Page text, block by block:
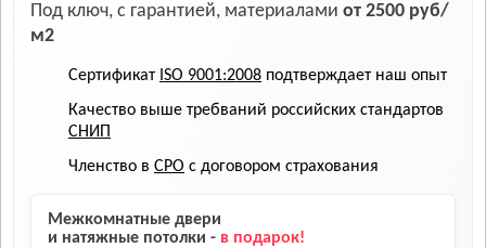
Под ключ, с гарантией, материалами от 2500 руб/
м2
Сертификат ISO 9001:2008 подтверждает наш опыт
Качество выше требваний российских стандартов
СНИП
Членство в СРО с договором страхования
Межкомнатные двери
и натяжные потолки - в подарок!